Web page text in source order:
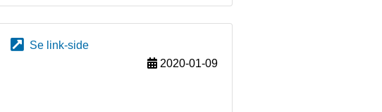
Se link-side
2020-01-09